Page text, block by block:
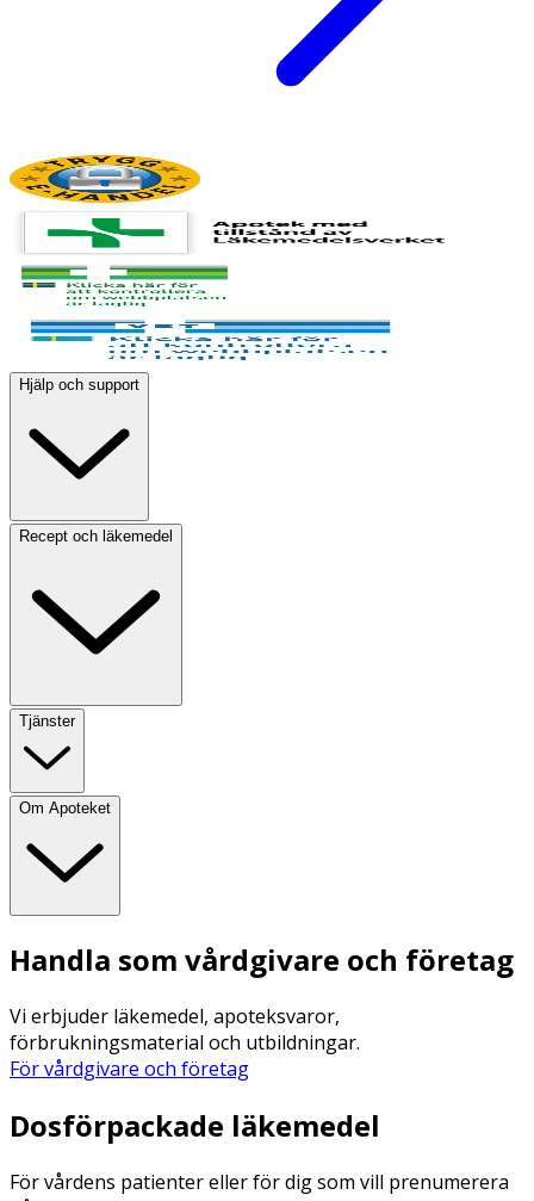
Hjälp och support
Recept och läkemedel
Tjänster
Om Apoteket
Handla som vårdgivare och företag
Vi erbjuder läkemedel, apoteksvaror,
förbrukningsmaterial och utbildningar.
För vårdgivare och företag
Dosförpackade läkemedel
För vårdens patienter eller för dig som vill prenumerera